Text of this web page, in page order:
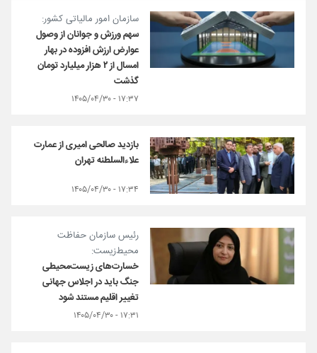
سازمان امور مالیاتی کشور:
سهم ورزش و جوانان از وصول
عوارض ارزش افزوده در بهار
امسال از ۲ هزار میلیارد تومان
گذشت
۱۷:۳۷ - ۱۴۰۵/۰۴/۳۰
بازدید صالحی امیری از عمارت
علاء‌السلطنه تهران
۱۷:۳۴ - ۱۴۰۵/۰۴/۳۰
رئیس سازمان حفاظت
محیط‌زیست:
خسارت‌های زیست‌محیطی
جنگ باید در اجلاس جهانی
تغییر اقلیم مستند شود
۱۷:۳۱ - ۱۴۰۵/۰۴/۳۰